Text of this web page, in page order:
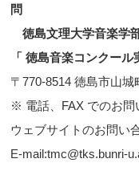
問
徳島文理大学音楽学
「 徳島音楽コンクール
〒770-8514 徳島市山城
※ 電話、FAX でのお問
ウェブサイトのお問い
E-